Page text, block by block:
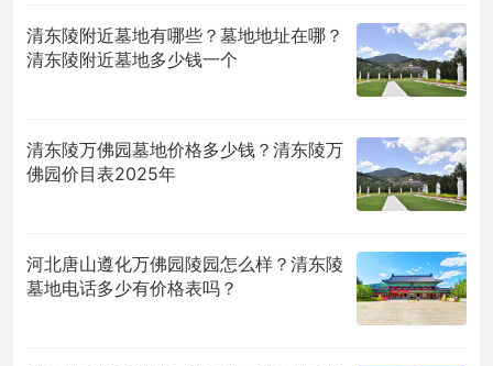
清东陵附近墓地有哪些？墓地地址在哪？
清东陵附近墓地多少钱一个
清东陵万佛园墓地价格多少钱？清东陵万
佛园价目表2025年
河北唐山遵化万佛园陵园怎么样？清东陵
墓地电话多少有价格表吗？